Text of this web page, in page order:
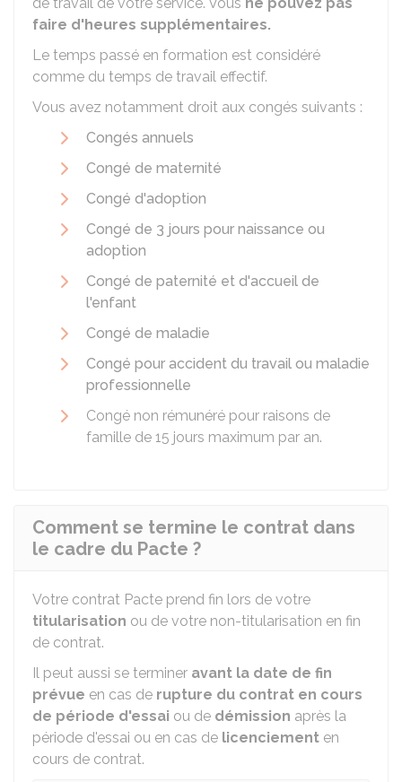
faire d'heures supplémentaires.
Le temps passé en formation est considéré
comme du temps de travail effectif.
Vous avez notamment droit aux congés suivants :
Congés annuels
Congé de maternité
Congé d'adoption
Congé de 3 jours pour naissance ou
adoption
Congé de paternité et d'accueil de
l'enfant
Congé de maladie
Congé pour accident du travail ou maladie
professionnelle
Congé non rémunéré pour raisons de
famille de 15 jours maximum par an.
Comment se termine le contrat dans
le cadre du Pacte ?
Votre contrat Pacte prend fin lors de votre
titularisation ou de votre non-titularisation en fin
de contrat.
Il peut aussi se terminer avant la date de fin
prévue en cas de rupture du contrat en cours
de période d'essai ou de démission après la
période d'essai ou en cas de licenciement en
cours de contrat.